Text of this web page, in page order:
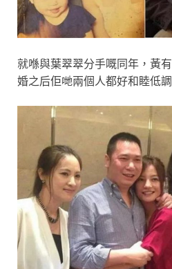
就喺與葉翠翠分手嘅同年，黃
婚之后佢哋兩個人都好和睦低調